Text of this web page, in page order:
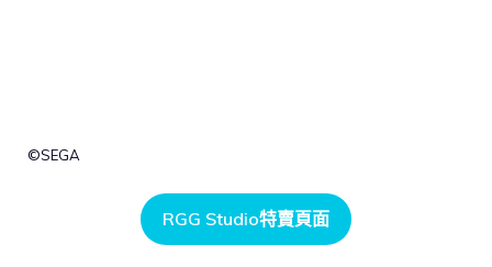
©SEGA
RGG Studio特賣頁面